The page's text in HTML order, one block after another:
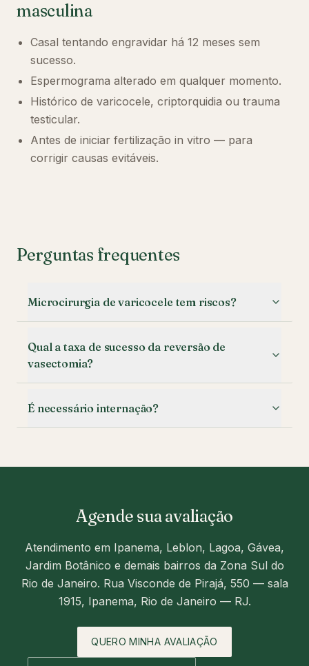
masculina
Casal tentando engravidar há 12 meses sem
sucesso.
Espermograma alterado em qualquer momento.
Histórico de varicocele, criptorquidia ou trauma
testicular.
Antes de iniciar fertilização in vitro — para
corrigir causas evitáveis.
Perguntas frequentes
Microcirurgia de varicocele tem riscos?
Qual a taxa de sucesso da reversão de
vasectomia?
É necessário internação?
Agende sua avaliação
Atendimento em Ipanema, Leblon, Lagoa, Gávea,
Jardim Botânico e demais bairros da Zona Sul do
Rio de Janeiro. Rua Visconde de Pirajá, 550 — sala
1915, Ipanema, Rio de Janeiro — RJ.
QUERO MINHA AVALIAÇÃO